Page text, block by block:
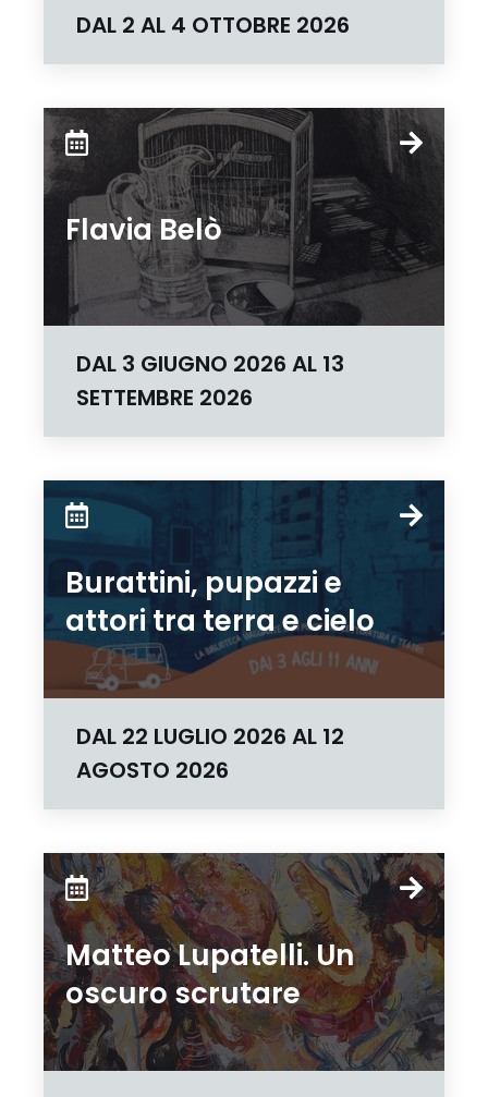
DAL 2 AL 4 OTTOBRE 2026
Flavia Belò
DAL 3 GIUGNO 2026 AL 13
SETTEMBRE 2026
Burattini, pupazzi e
attori tra terra e cielo
DAL 22 LUGLIO 2026 AL 12
AGOSTO 2026
Matteo Lupatelli. Un
oscuro scrutare